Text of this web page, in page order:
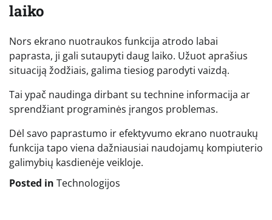
laiko
Nors ekrano nuotraukos funkcija atrodo labai
paprasta, ji gali sutaupyti daug laiko. Užuot aprašius
situaciją žodžiais, galima tiesiog parodyti vaizdą.
Tai ypač naudinga dirbant su technine informacija ar
sprendžiant programinės įrangos problemas.
Dėl savo paprastumo ir efektyvumo ekrano nuotraukų
funkcija tapo viena dažniausiai naudojamų kompiuterio
galimybių kasdienėje veikloje.
Posted in Technologijos